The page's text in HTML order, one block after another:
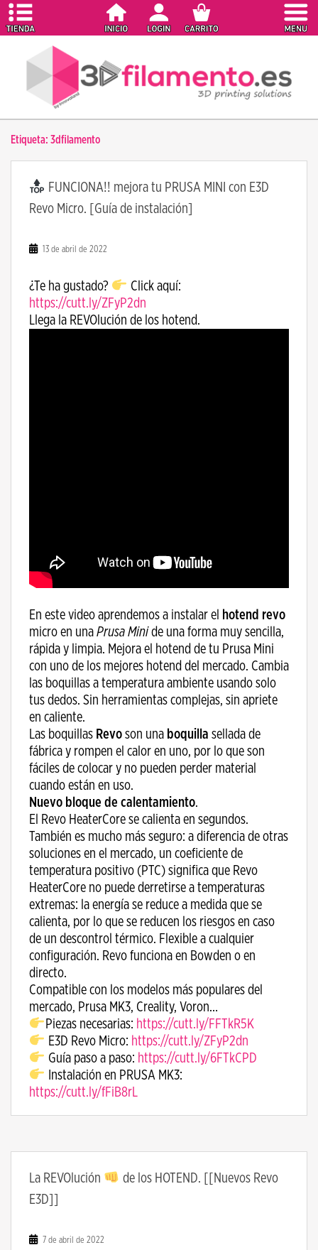
Etiqueta: 3dfilamento
FUNCIONA!! mejora tu PRUSA MINI con E3D
Revo Micro. [Guía de instalación]
13 de abril de 2022
¿Te ha gustado?
Click aquí:
https://cutt.ly/ZFyP2dn
Llega la REVOlución de los hotend.
En este video aprendemos a instalar el hotend revo
micro en una Prusa Minide una forma muy sencilla,
rápida y limpia. Mejora el hotend de tu Prusa Mini
con uno de los mejores hotend del mercado. Cambia
las boquillas a temperatura ambiente usando solo
tus dedos. Sin herramientas complejas, sin apriete
en caliente.
Las boquillas Revo son una boquilla sellada de
fábrica y rompen el calor en uno, por lo que son
fáciles de colocar y no pueden perder material
cuando están en uso.
Nuevo bloque de calentamiento.
El Revo HeaterCore se calienta en segundos.
También es mucho más seguro: a diferencia de otras
soluciones en el mercado, un coeficiente de
temperatura positivo (PTC) significa que Revo
HeaterCore no puede derretirse a temperaturas
extremas: la energía se reduce a medida que se
calienta, por lo que se reducen los riesgos en caso
de un descontrol térmico. Flexible a cualquier
configuración. Revo funciona en Bowden o en
directo.
Compatible con los modelos más populares del
mercado, Prusa MK3, Creality, Voron…
Piezas necesarias: https://cutt.ly/FFTkR5K
E3D Revo Micro: https://cutt.ly/ZFyP2dn
Guía paso a paso: https://cutt.ly/6FTkCPD
Instalación en PRUSA MK3:
https://cutt.ly/fFiB8rL
La REVOlución
de los HOTEND. [[Nuevos Revo
E3D]]
7 de abril de 2022